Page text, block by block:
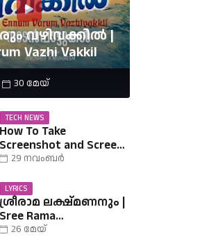
വഴിവക്കിൽ |
Vazhi Vakkil
30 മേയ്
TECH NEWS
How To Take
Screenshot and Screen
Record in Ubuntu
29 നവംബർ
LYRICS
ശ്രീരാമ ലക്ഷ്മണനും |
Sree Rama
Lakshmananum Lyrics |
26 മേയ്